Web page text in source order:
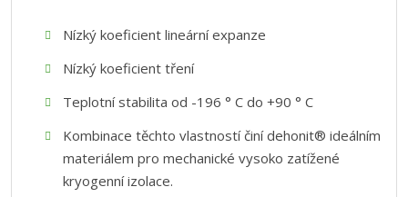
Nízký koeficient lineární expanze
Nízký koeficient tření
Teplotní stabilita od -196 ° C do +90 ° C
Kombinace těchto vlastností činí dehonit® ideálním
materiálem pro mechanické vysoko zatížené
kryogenní izolace.